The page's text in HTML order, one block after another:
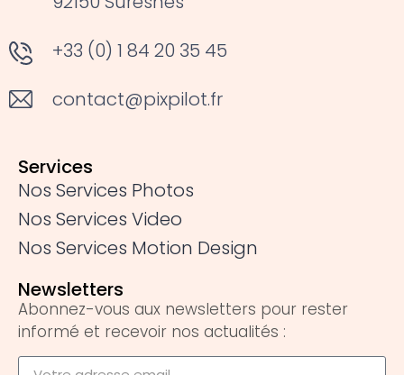
+33 (0) 1 84 20 35 45
contact@pixpilot.fr
Services
Nos Services Photos
Nos Services Video
Nos Services Motion Design
Newsletters
Abonnez-vous aux newsletters pour rester
informé et recevoir nos actualités :